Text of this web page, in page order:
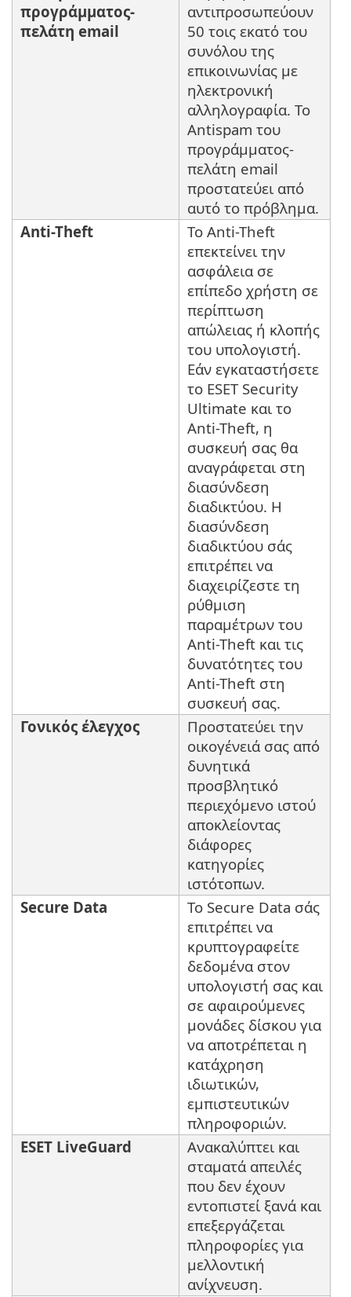
προγράμματος-
πελάτη email
αντιπροσωπεύουν
50 τοις εκατό του
συνόλου της
επικοινωνίας με
ηλεκτρονική
αλληλογραφία. Το
Antispam του
προγράμματος-
πελάτη email
προστατεύει από
αυτό το πρόβλημα.
Anti-Theft
Το Anti-Theft
επεκτείνει την
ασφάλεια σε
επίπεδο χρήστη σε
περίπτωση
απώλειας ή κλοπής
του υπολογιστή.
Εάν εγκαταστήσετε
το ESET Security
Ultimate και το
Anti-Theft, η
συσκευή σας θα
αναγράφεται στη
διασύνδεση
διαδικτύου. Η
διασύνδεση
διαδικτύου σάς
επιτρέπει να
διαχειρίζεστε τη
ρύθμιση
παραμέτρων του
Anti-Theft και τις
δυνατότητες του
Anti-Theft στη
συσκευή σας.
Γονικός έλεγχος
Προστατεύει την
οικογένειά σας από
δυνητικά
προσβλητικό
περιεχόμενο ιστού
αποκλείοντας
διάφορες
κατηγορίες
ιστότοπων.
Secure Data
Το Secure Data σάς
επιτρέπει να
κρυπτογραφείτε
δεδομένα στον
υπολογιστή σας και
σε αφαιρούμενες
μονάδες δίσκου για
να αποτρέπεται η
κατάχρηση
ιδιωτικών,
εμπιστευτικών
πληροφοριών.
ESET LiveGuard
Ανακαλύπτει και
σταματά απειλές
που δεν έχουν
εντοπιστεί ξανά και
επεξεργάζεται
πληροφορίες για
μελλοντική
ανίχνευση.